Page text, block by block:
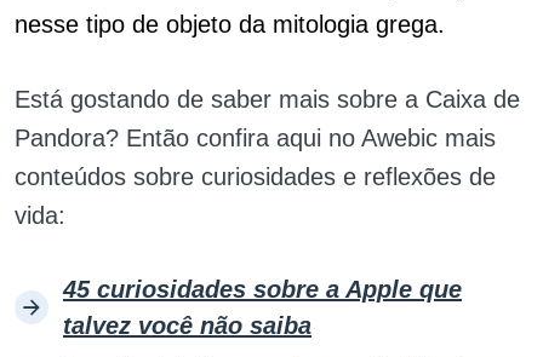
nesse tipo de objeto da mitologia grega.
Está gostando de saber mais sobre a Caixa de
Pandora? Então confira aqui no Awebic mais
conteúdos sobre curiosidades e reflexões de
vida:
45 curiosidades sobre a Apple que
talvez você não saiba